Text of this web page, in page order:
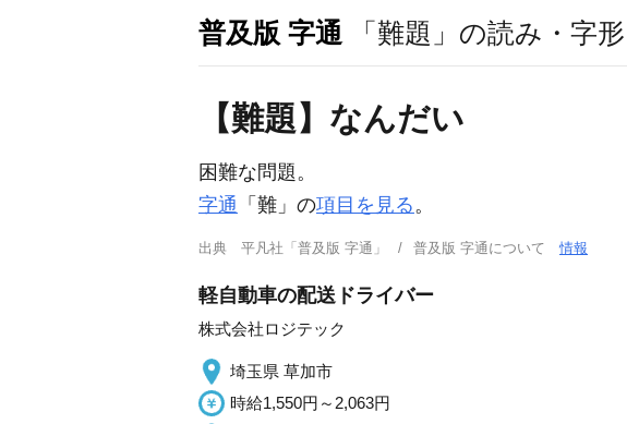
普及版 字通 「難題」の読み・字
【難題】なんだい
困難な問題。
字通 「難」の項目を見る。
出典 平凡社「普及版 字通」 普及版 字通について情報
軽自動車の配送ドライバー
株式会社ロジテック
埼玉県 草加市
時給1,550円～2,063円